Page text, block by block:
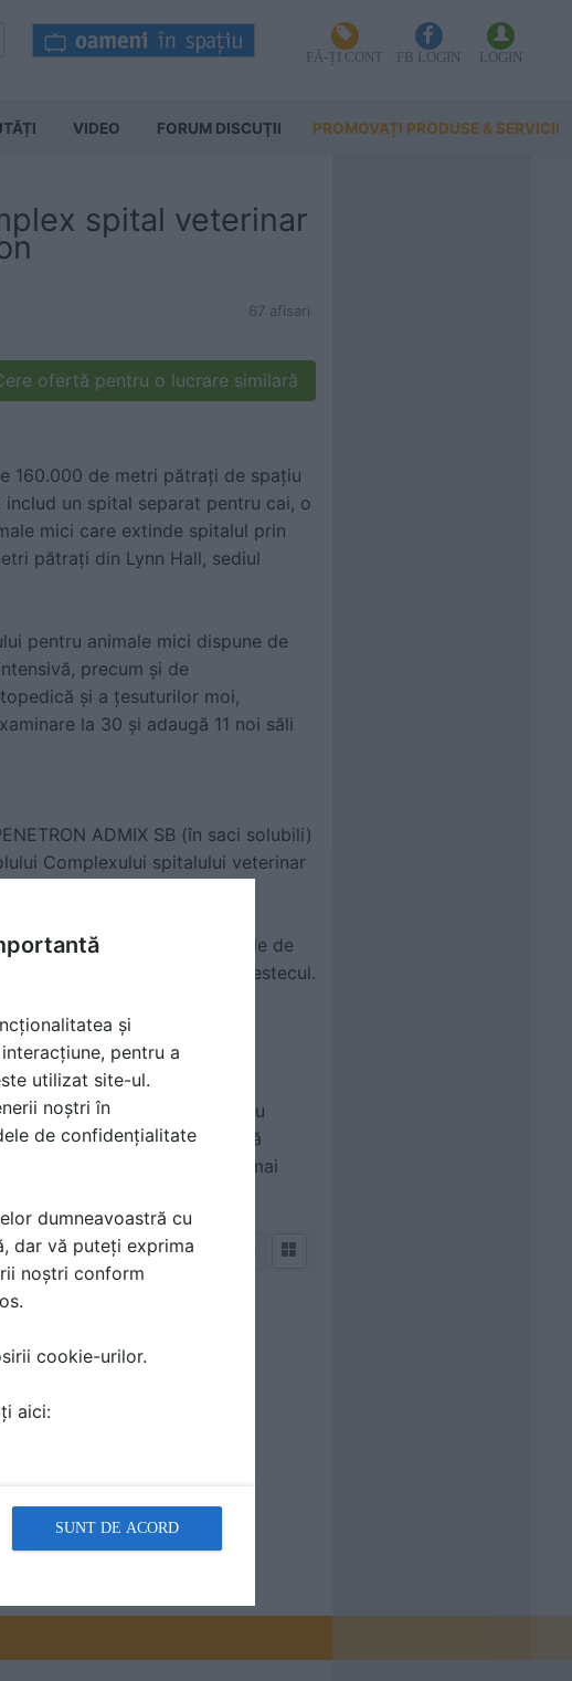
FĂ-ȚI CONT FB LOGIN LOGIN
VIDEO FORUM DISCUŢII PROMOVAȚI PRODUSE & SERVICII
spital veterinar
67 afisari
ofertă pentru o lucrare similară
160.000 de metri pătrați de spațiu
un spital separat pentru cai, o
mici care extinde spitalul prin
pătrați din Lynn Hall, sediul
pentru animale mici dispune de
precum și de
și a țesuturilor moi,
la 30 și adaugă 11 noi săli
ADMIX SB (în saci solubili)
Complexului spitalului veterinar
a fost utilizat pentru structurile de
măsurarea și simplifică amestecul.
din PENETRON ADMIX
și sigilează toate
.
integrantă a betonului pentru
non-toxice, ceea ce elimină
contribuind la un mediu mai
și
pentru a
utilizat site-ul.
noștri în
de confidențialitate
dumneavoastră cu
dar vă puteți exprima
noștri conform
cookie-urilor.
aici:
SUNT DE ACORD